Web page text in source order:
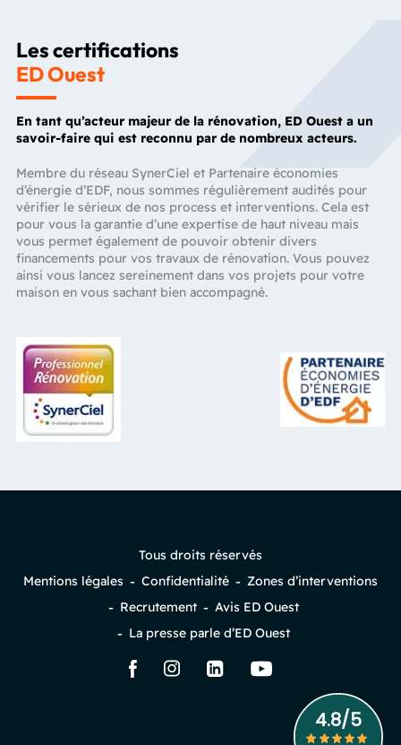
En tant qu’acteur majeur de la rénovation, ED Ouest a un
savoir-faire qui est reconnu par de nombreux acteurs.
Membre du réseau SynerCiel et Partenaire économies
d’énergie d’EDF, nous sommes régulièrement audités pour
vérifier le sérieux de nos process et interventions. Cela est
pour vous la garantie d’une expertise de haut niveau mais
vous permet également de pouvoir obtenir divers
financements pour vos travaux de rénovation. Vous pouvez
ainsi vous lancez sereinement dans vos projets pour votre
maison en vous sachant bien accompagné.
Les certifications
ED Ouest
Tous droits réservés
Mentions légales
Confidentialité
Zones d’interventions
Recrutement
Avis ED Ouest
La presse parle d’ED Ouest